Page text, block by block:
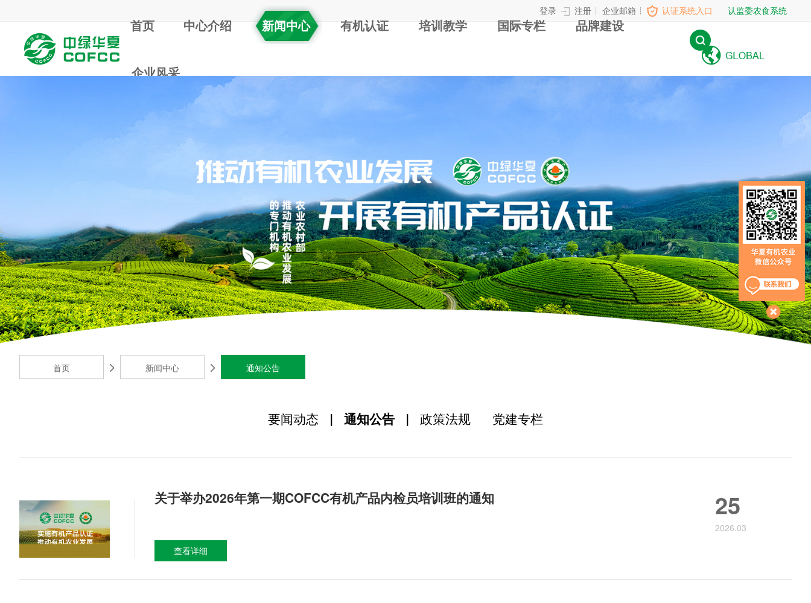
登录 注册 企业邮箱 认证系统入口 认监委农食系统
首页 中心介绍 新闻中心 有机认证 培训教学 国际专栏 品牌建设
企业风采
首页 新闻中心 通知公告
要闻动态 | 通知公告 | 政策法规 党建专栏
关于举办2026年第一期COFCC有机产品内检员培训班的通知
查看详细
25
2026.03